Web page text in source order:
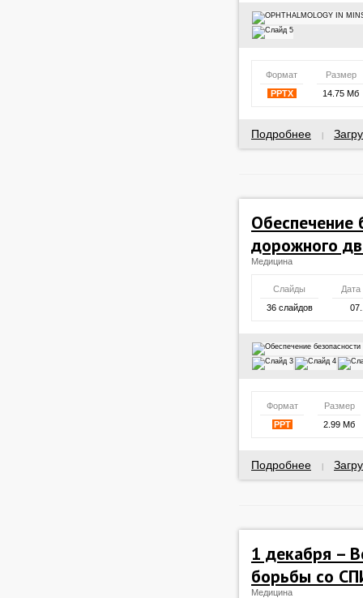
Формат
Размер
PPTX
14.75 Мб
Подробнее
Обеспечение
дорожного
Медицина
Слайды
Дата
36 слайдов
Формат
Размер
PPT
2.99 Мб
Подробнее
1 декабря –
борьбы со
Медицина